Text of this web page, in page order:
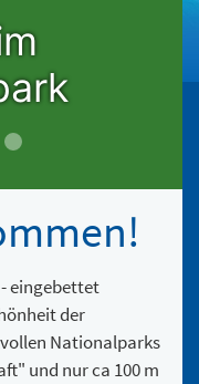
slide4
eingebettet
der
Nationalparks
und nur ca 100 m